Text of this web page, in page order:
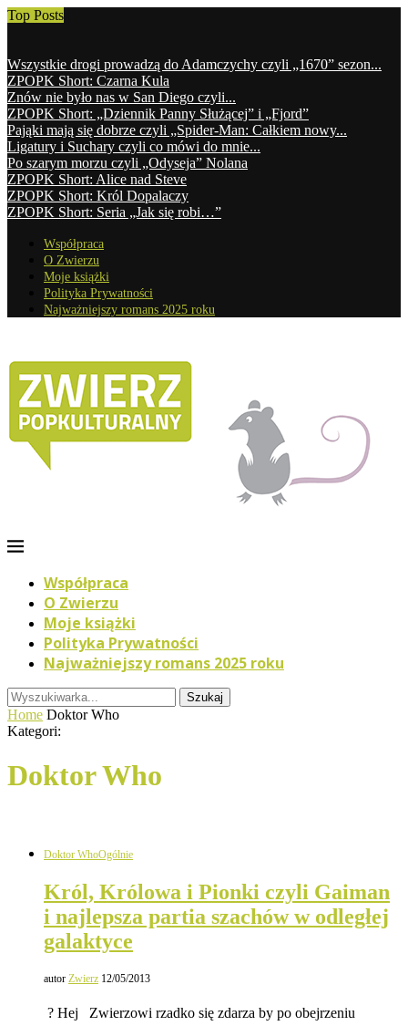
Top Posts
Wszystkie drogi prowadzą do Adamczychy czyli „1670” sezon...
ZPOPK Short: Czarna Kula
Znów nie było nas w San Diego czyli...
ZPOPK Short: „Dziennik Panny Służącej” i „Fjord”
Pająki mają się dobrze czyli „Spider-Man: Całkiem nowy...
Ligatury i Suchary czyli co mówi do mnie...
Po szarym morzu czyli „Odyseja” Nolana
ZPOPK Short: Alice nad Steve
ZPOPK Short: Król Dopalaczy
ZPOPK Short: Seria „Jak się robi…”
Współpraca
O Zwierzu
Moje książki
Polityka Prywatności
Najważniejszy romans 2025 roku
Współpraca
O Zwierzu
Moje książki
Polityka Prywatności
Najważniejszy romans 2025 roku
Szukaj
Home Doktor Who
Kategori:
Doktor Who
Doktor WhoOgólnie
Król, Królowa i Pionki czyli Gaiman
i najlepsza partia szachów w odległej
galaktyce
autor Zwierz 12/05/2013
? Hej Zwierzowi rzadko się zdarza by po obejrzeniu